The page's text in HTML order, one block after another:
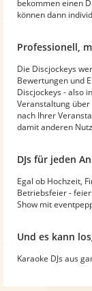
bekommen einen
können dann
Professionell,
Die Discjockeys
Bewertungen und
Discjockeys - also
Veranstaltung
nach Ihrer
damit anderen
DJs für jeden
Egal ob Hochzeit,
Betriebsfeier -
Show mit
Und es kann
Karaoke DJs aus